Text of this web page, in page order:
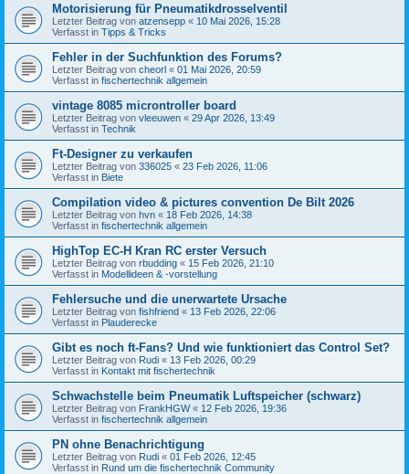
Motorisierung für Pneumatikdrosselventil
Letzter Beitrag von atzensepp « 10 Mai 2026, 15:28
Verfasst in Tipps & Tricks
Fehler in der Suchfunktion des Forums?
Letzter Beitrag von cheorl « 01 Mai 2026, 20:59
Verfasst in fischertechnik allgemein
vintage 8085 microntroller board
Letzter Beitrag von vleeuwen « 29 Apr 2026, 13:49
Verfasst in Technik
Ft-Designer zu verkaufen
Letzter Beitrag von 336025 « 23 Feb 2026, 11:06
Verfasst in Biete
Compilation video & pictures convention De Bilt 2026
Letzter Beitrag von hvn « 18 Feb 2026, 14:38
Verfasst in fischertechnik allgemein
HighTop EC-H Kran RC erster Versuch
Letzter Beitrag von rbudding « 15 Feb 2026, 21:10
Verfasst in Modellideen & -vorstellung
Fehlersuche und die unerwartete Ursache
Letzter Beitrag von fishfriend « 13 Feb 2026, 22:06
Verfasst in Plauderecke
Gibt es noch ft-Fans? Und wie funktioniert das Control Set?
Letzter Beitrag von Rudi « 13 Feb 2026, 00:29
Verfasst in Kontakt mit fischertechnik
Schwachstelle beim Pneumatik Luftspeicher (schwarz)
Letzter Beitrag von FrankHGW« 12 Feb 2026, 19:36
Verfasst in fischertechnik allgemein
PN ohne Benachrichtigung
Letzter Beitrag von Rudi « 01 Feb 2026, 12:45
Verfasst in Rund um die fischertechnik Community